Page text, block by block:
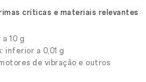
críticas e materiais relevantes
10 g
inferior a 0,01 g
de vibração e outros